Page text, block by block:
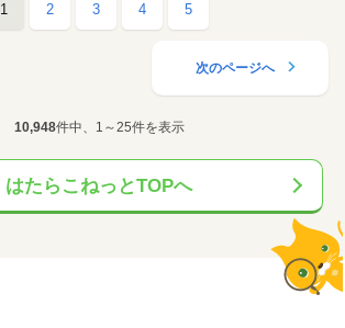
1 2 3 4 5
次のページへ
10,948件中、1～25件を表示
はたらこねっとTOPへ